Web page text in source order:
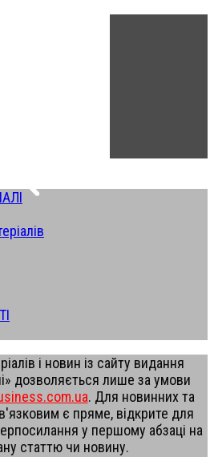
і новин із сайту видання
дозволяється лише за умови
. Для новинних та
є пряме, відкрите для
у першому абзаці на
статтю чи новину.